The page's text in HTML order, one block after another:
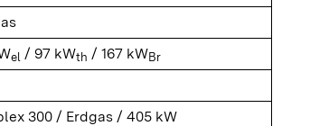
el / 97 kWth / 167 kWBr
300 / Erdgas / 405 kW